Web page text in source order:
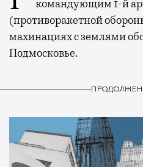
командующим 1-й
(противоракетной
махинациях с землями
Подмосковье.